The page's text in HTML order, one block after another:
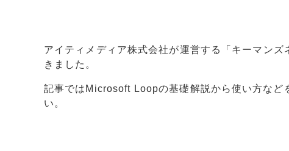
アイティメディア株式会社が運営する「キーマン
きました。
記事ではMicrosoft Loopの基礎解説から使い方など
い 。